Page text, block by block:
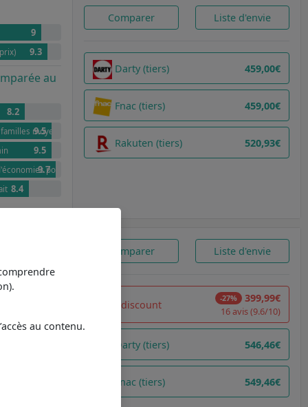
9
9.3
au
8.2
moyennes
9.5
9.5
pour 100 cycles par rapport à G
9.7
8.4
Comparer Liste d'envie
Darty (tiers) 459,00€
Fnac (tiers) 459,00€
Rakuten (tiers) 520,93€
9.6
au
Comparer Liste d'envie
Cdiscount -27% 399,99€
16 avis (9.6/10)
Darty (tiers) 546,46€
Fnac (tiers) 549,46€
au contenu.